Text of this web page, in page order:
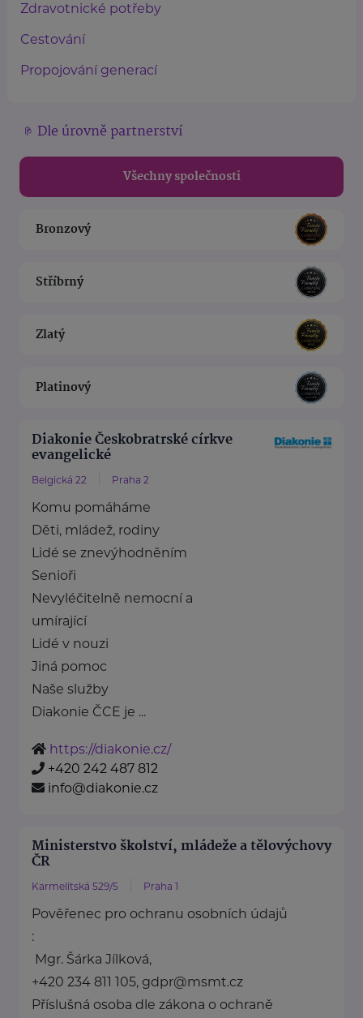
Zdravotnické potřeby
Cestování
Propojování generací
Dle úrovně partnerství
Všechny společnosti
Bronzový
Stříbrný
Zlatý
Platinový
Diakonie Českobratrské církve
evangelické
Belgická 22 Praha 2
Komu pomáháme
Děti, mládež, rodiny
Lidé se znevýhodněním
Senioři
Nevyléčitelně nemocní a
umírající
Lidé v nouzi
Jiná pomoc
Naše služby
Diakonie ČCE je ...
https://diakonie.cz/
+420 242 487 812
info@diakonie.cz
Ministerstvo školství, mládeže a tělovýchovy
ČR
Karmelitská 529/5 Praha 1
Pověřenec pro ochranu osobních údajů
:
Mgr. Šárka Jílková,
+420 234 811 105, gdpr@msmt.cz
Příslušná osoba dle zákona o ochraně